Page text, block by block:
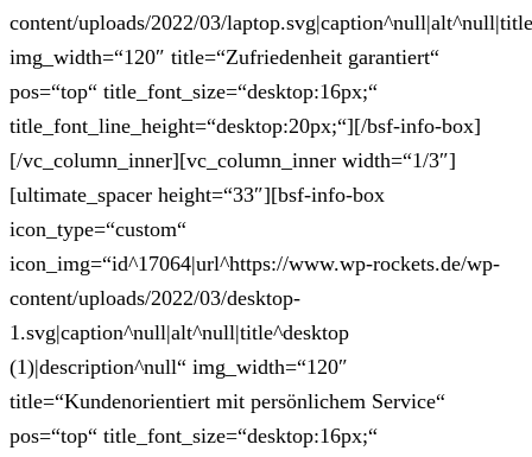
content/uploads/2022/03/
img_width=“120″ title=“Zufriedenheit garantiert“
pos=“top“ title_font_size=“desktop:16px;“
title_font_line_height=“desktop:20px;“][/bsf-info-box]
[/vc_column_inner][vc_column_inner width=“1/3″]
[ultimate_spacer height=“33″][bsf-info-box
icon_type=“custom“
icon_img=“id^17064|url^https://www.wp-rockets.de/wp-
content/uploads/2022/03/desktop-
1.svg|caption^null|alt^null|title^desktop
(1)|description^null“ img_width=“120″
title=“Kundenorientiert mit persönlichem Service“
pos=“top“ title_font_size=“desktop:16px;“